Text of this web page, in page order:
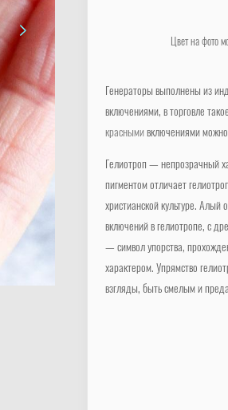
Цвет на фото
Генераторы выполнены из
включениями, в торговле
краснымивключениями можно
Гелиотроп — непрозрачный
пигментом отличает
христианской культуре. Алый
включений в гелиотропе, с
— символ упорства,
характером. Упрямство
взгляды, быть смелым и